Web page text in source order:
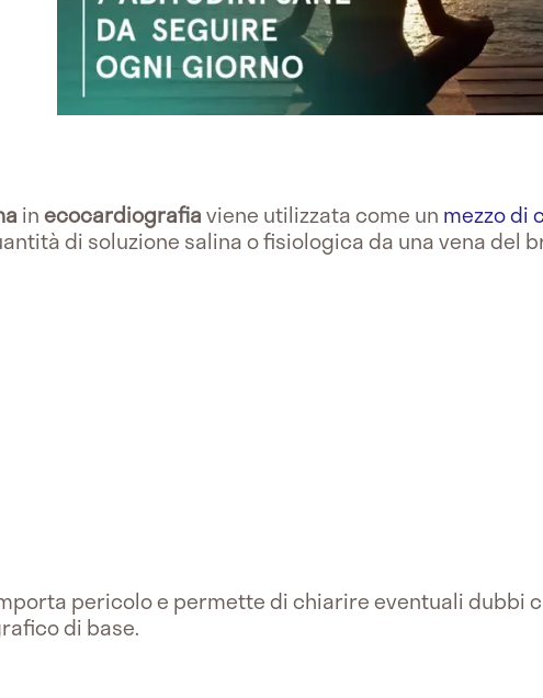
inecocardiografiaviene utilizzata come un mezzo di
di soluzione salina o fisiologica da una vena del
pericolo e permette di chiarire eventuali dubbi
di base.